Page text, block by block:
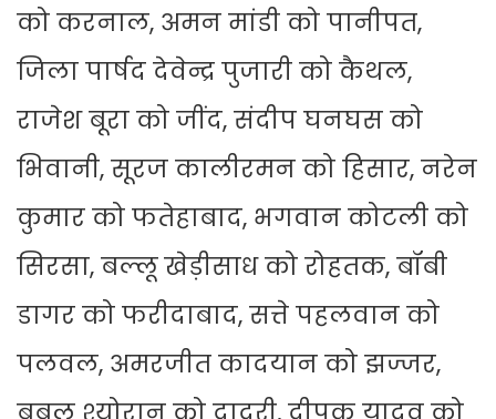
को करनाल, अमन मांडी को पानीपत,
जिला पार्षद देवेन्द्र पुजारी को कैथल,
राजेश बूरा को जींद, संदीप घनघस को
भिवानी, सूरज कालीरमन को हिसार, नरेन
कुमार को फतेहाबाद, भगवान कोटली को
सिरसा, बल्लू खेड़ीसाध को रोहतक, बॉबी
डागर को फरीदाबाद, सत्ते पहलवान को
पलवल, अमरजीत कादयान को झज्जर,